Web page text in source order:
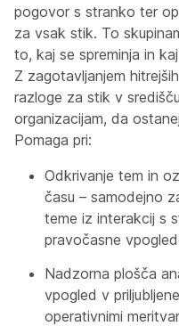
pogovor s stranko ter
za vsak stik. To
to, kaj se spreminja in
Z zagotavljanjem
razloge za stik v
organizacijam, da
Pomaga pri:
Odkrivanje tem in
času – samodejno
teme iz interakcij s
pravočasne
Nadzorna plošča
vpogled v
operativnimi